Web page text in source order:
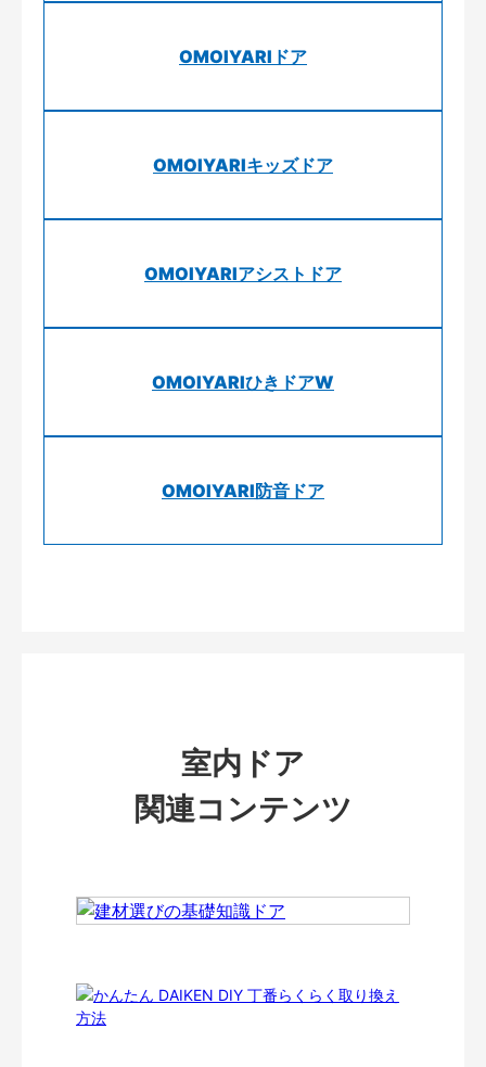
OMOIYARIドア
OMOIYARIキッズドア
OMOIYARIアシストドア
OMOIYARIひきドアW
OMOIYARI防音ドア
室内ドア
関連コンテンツ